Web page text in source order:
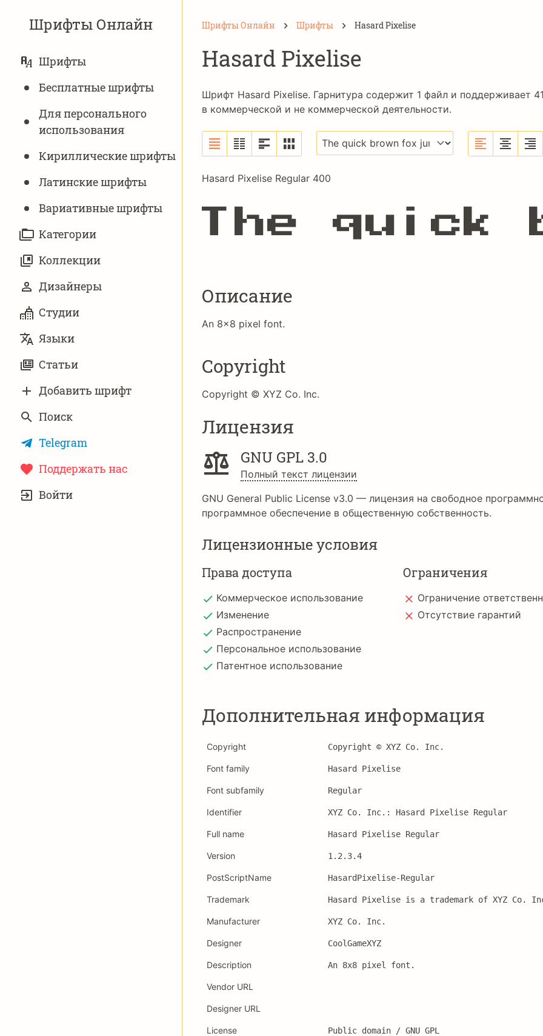
Шрифты Онлайн
НАВИГАЦИЯ
Шрифты
Бесплатные шрифты
Для персонального
использования
Кириллические шрифты
Латинские шрифты
Вариативныe шрифты
Категории
Коллекции
Дизайнеры
Студии
Языки
Статьи
Добавить шрифт
Поиск
Telegram
Поддержать нас
ЗАПИСЬ
Войти
Шрифты Онлайн Шрифты Hasard Pixelise
Hasard Pixelise
Шрифт Hasard Pixelise. Гарнитура содержит 1 файл и поддерживает
в коммерческой и не коммерческой деятельности.
Hasard Pixelise Regular 400
The quick
Описание
An 8x8 pixel font.
Copyright
Copyright © XYZ Co. Inc.
Лицензия
GNU GPL 3.0
Полный текст лицензии
GNU General Public License v3.0 — лицензия на свободное
программное обеспечение в общественную собственность.
Лицензионные условия
Права доступа
Коммерческое использование
Изменение
Распространение
Персональное использование
Патентное использование
Ограничения
Ограничение
Отсутствие гарантий
Дополнительная информация
Copyright Copyright © XYZ Co. Inc.
Font family Hasard Pixelise
Font subfamily Regular
Identifier XYZ Co. Inc.: Hasard Pixelise Regular
Full name Hasard Pixelise Regular
Version 1.2.3.4
PostScriptName HasardPixelise-Regular
Trademark Hasard Pixelise is a trademark of XYZ Co.
Manufacturer XYZ Co. Inc.
Designer CoolGameXYZ
Description An 8x8 pixel font.
Vendor URL
Designer URL
License Public domain / GNU GPL